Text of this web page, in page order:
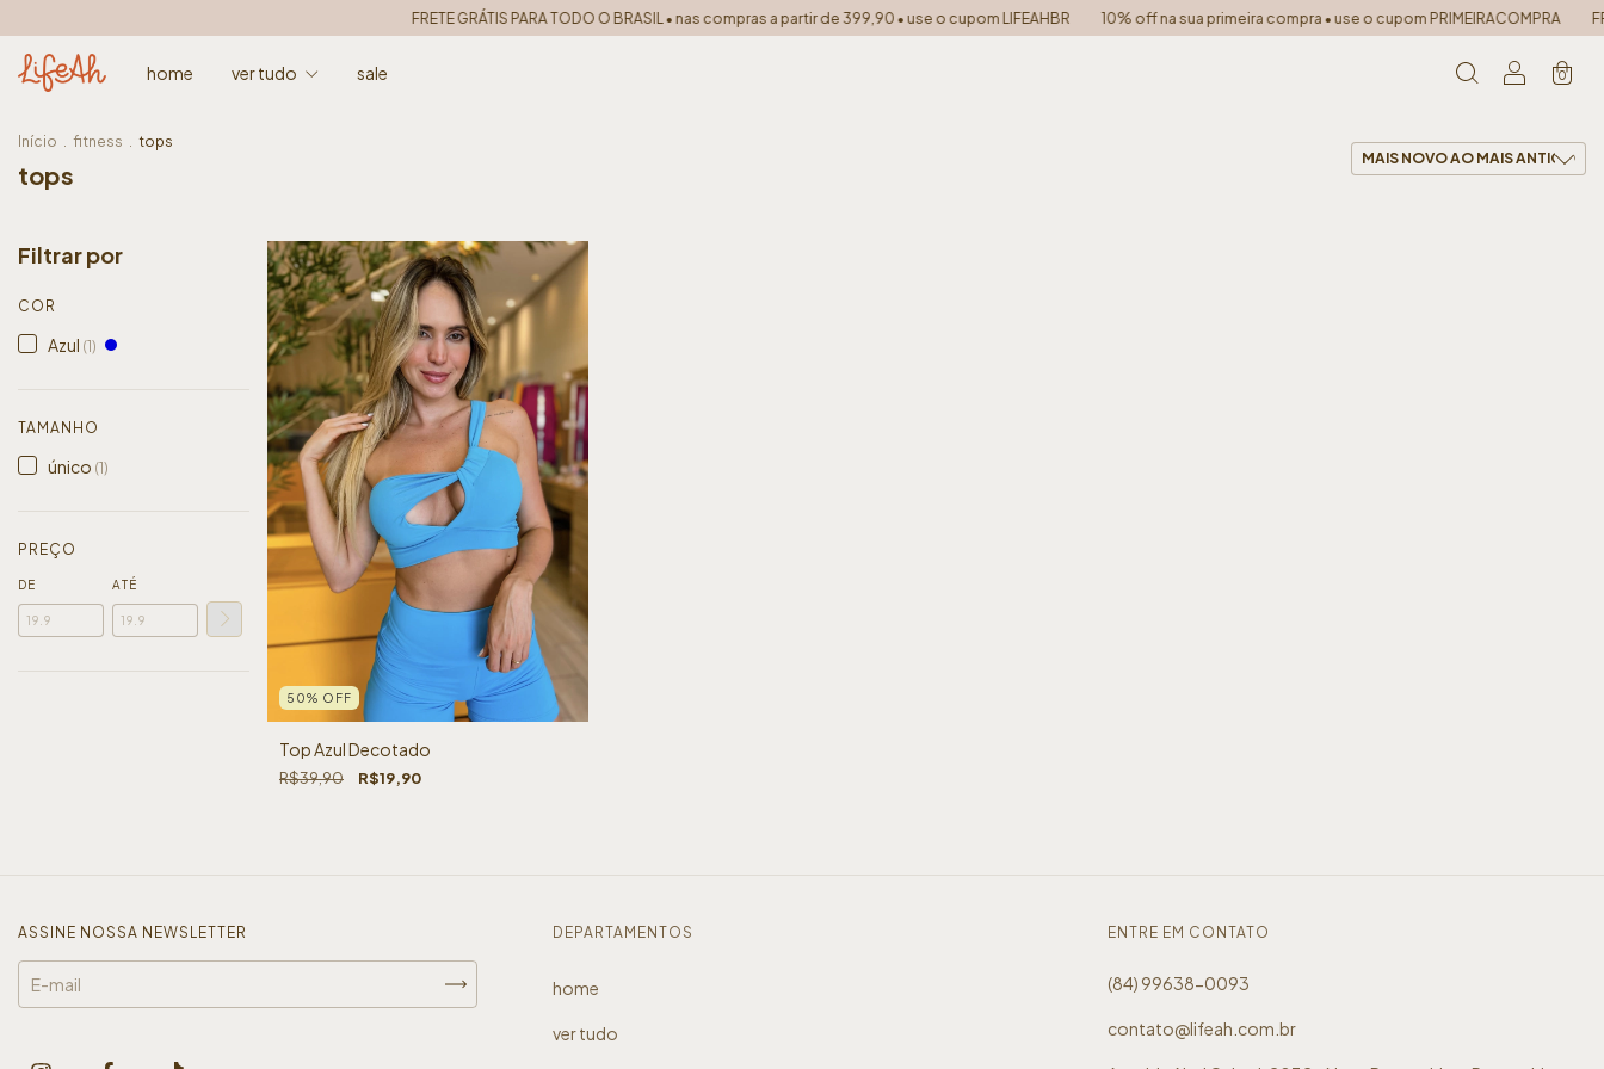
FRETE GRÁTIS PARA TODO O BRASIL • nas compras a partir de 399,90 • use o cupom LIFEAHBR 10% off na sua primeira compra • use o cupom PRIMEIRACOMPRA
home ver tudo sale 0
Início fitness tops
tops
Filtrar por
COR
Azul (1)
TAMANHO
único (1)
PREÇO
DE ATÉ
50% OFF
Top Azul Decotado
R$39,90 R$19,90
ASSINE NOSSA NEWSLETTER DEPARTAMENTOS
home
ver tudo
ENTRE EM CONTATO
(84) 99638-0093
contato@lifeah.com.br